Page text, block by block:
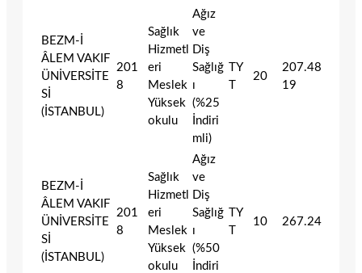
BEZM-İ
ÂLEM VAKIF
ÜNİVERSİTE
Sİ
(İSTANBUL)
201
8
Sağlık
Hizmetl
eri
Meslek
Yüksek
okulu
Ağız
ve
Diş
Sağlığ
ı
(%25
İndiri
mli)
TY
T
20
207.48
19
BEZM-İ
ÂLEM VAKIF
ÜNİVERSİTE
Sİ
(İSTANBUL)
201
8
Sağlık
Hizmetl
eri
Meslek
Yüksek
okulu
Ağız
ve
Diş
Sağlığ
ı
(%50
İndiri
TY
T
10 267.24